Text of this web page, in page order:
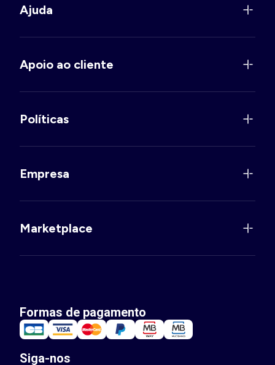
Ajuda
Apoio ao cliente
Políticas
Empresa
Marketplace
Formas de pagamento
Siga-nos